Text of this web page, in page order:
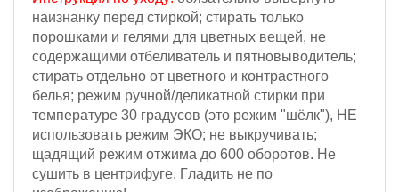
наизнанку перед стиркой; стирать только
порошками и гелями для цветных вещей, не
содержащими отбеливатель и пятновыводитель;
стирать отдельно от цветного и контрастного
белья; режим ручной/деликатной стирки при
температуре 30 градусов (это режим "шёлк"), НЕ
использовать режим ЭКО; не выкручивать;
щадящий режим отжима до 600 оборотов. Не
сушить в центрифуге. Гладить не по